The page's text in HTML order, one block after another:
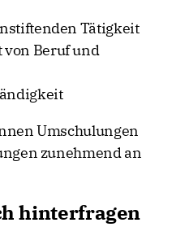
Tätigkeit
Beruf und
Umschulungen
zunehmend an
hinterfragen